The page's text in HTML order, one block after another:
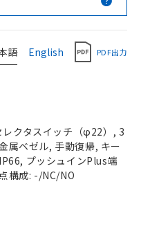
語 English PDF出力
レクタスイッチ（φ22）, 3
属ベゼル, 手動復帰, キー
プッシュインPlus端
構成: -/NC/NO